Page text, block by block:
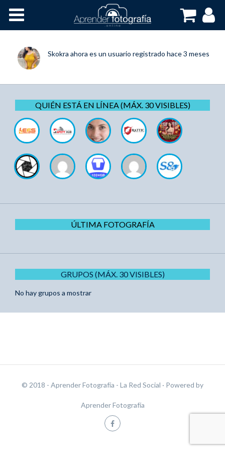
Cursos OnLine
Skokra ahora es un usuario registrado hace 3 meses
QUIÉN ESTÁ EN LÍNEA (MÁX. 30 VISIBLES)
ÚLTIMA FOTOGRAFÍA
GRUPOS (MÁX. 30 VISIBLES)
No hay grupos a mostrar
© 2018 - Aprender Fotografía - La Red Social · Powered by
Aprender Fotografía